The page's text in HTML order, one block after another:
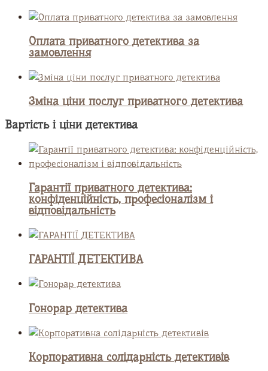
Оплата приватного детектива за
замовлення
Зміна ціни послуг приватного детектива
Вартість і ціни детектива
Гарантії приватного детектива:
конфіденційність, професіоналізм і
відповідальність
ГАРАНТІЇ ДЕТЕКТИВА
Гонорар детектива
Корпоративна солідарність детективів